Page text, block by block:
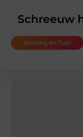
Schreeuw
Woning en Tuin